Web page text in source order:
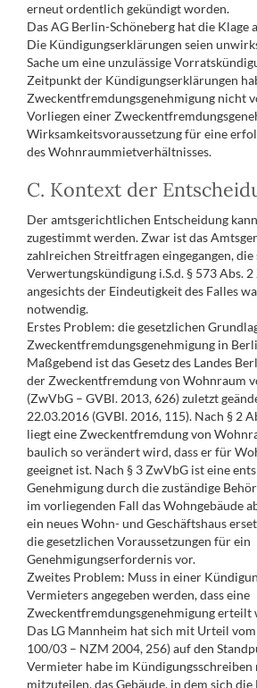
erneut ordentlich gekündigt worden.
Das AG Berlin-Schöneberg hat die Klage
Die Kündigungserklärungen seien
Sache um eine unzulässige
Zeitpunkt der Kündigungserklärungen
Zweckentfremdungsgenehmigung nicht
Vorliegen einer
Wirksamkeitsvoraussetzung für eine
des Wohnraummietverhältnisses.
C. Kontext der
Der amtsgerichtlichen Entscheidung
zugestimmt werden. Zwar ist das
zahlreichen Streitfragen eingegangen, die
Verwertungskündigung i.S.d. § 573 Abs.
angesichts der Eindeutigkeit des Falles
notwendig.
Erstes Problem: die gesetzlichen
Zweckentfremdungsgenehmigung in
Maßgebend ist das Gesetz des Landes
der Zweckentfremdung von Wohnraum
(ZwVbG – GVBl. 2013, 626) zuletzt
22.03.2016 (GVBl. 2016, 115). Nach § 2
liegt eine Zweckentfremdung von
baulich so verändert wird, dass er für
geeignet ist. Nach § 3 ZwVbG ist eine
Genehmigung durch die zuständige
im vorliegenden Fall das Wohngebäude
ein neues Wohn- und Geschäftshaus
die gesetzlichen Voraussetzungen für ein
Genehmigungserfordernis vor.
Zweites Problem: Muss in einer
Vermieters angegeben werden, dass eine
Zweckentfremdungsgenehmigung erteilt
Das LG Mannheim hat sich mit Urteil
100/03 – NZM 2004, 256) auf den
Vermieter habe im Kündigungsschreiben
mitzuteilen, das Gebäude, in dem sich